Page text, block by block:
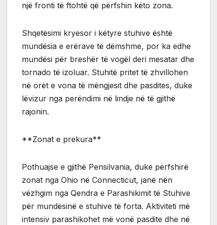
një fronti të ftohtë që përfshin këto zona.
Shqetësimi kryesor i këtyre stuhive është
mundësia e erërave të dëmshme, por ka edhe
mundësi për breshër të vogël deri mesatar dhe
tornado të izoluar. Stuhitë pritet të zhvillohen
në orët e vona të mëngjesit dhe pasdites, duke
lëvizur nga perëndimi në lindje në të gjithë
rajonin.
**Zonat e prekura**
Pothuajse e gjithë Pensilvania, duke përfshirë
zonat nga Ohio në Connecticut, janë nën
vëzhgim nga Qendra e Parashikimit të Stuhive
për mundësinë e stuhive të forta. Aktiviteti më
intensiv parashikohet më vonë pasdite dhe në